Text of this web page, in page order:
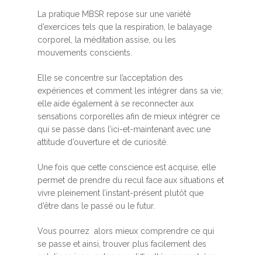
La pratique MBSR repose sur une variété
d’exercices tels que la respiration, le balayage
corporel, la méditation assise, ou les
mouvements conscients.
Elle se concentre sur l’acceptation des
expériences et comment les intégrer dans sa vie;
elle aide également à se reconnecter aux
sensations corporelles afin de mieux intégrer ce
qui se passe dans l’ici-et-maintenant avec une
attitude d’ouverture et de curiosité.
Une fois que cette conscience est acquise, elle
permet de prendre du recul face aux situations et
vivre pleinement l’instant-présent plutôt que
d’être dans le passé ou le futur.
Vous pourrez alors mieux comprendre ce qui
se passe et ainsi, trouver plus facilement des